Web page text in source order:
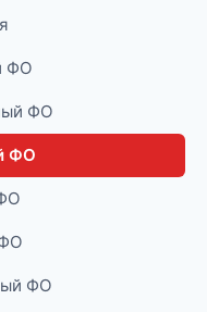
ФО
ФО
ФО
ФО